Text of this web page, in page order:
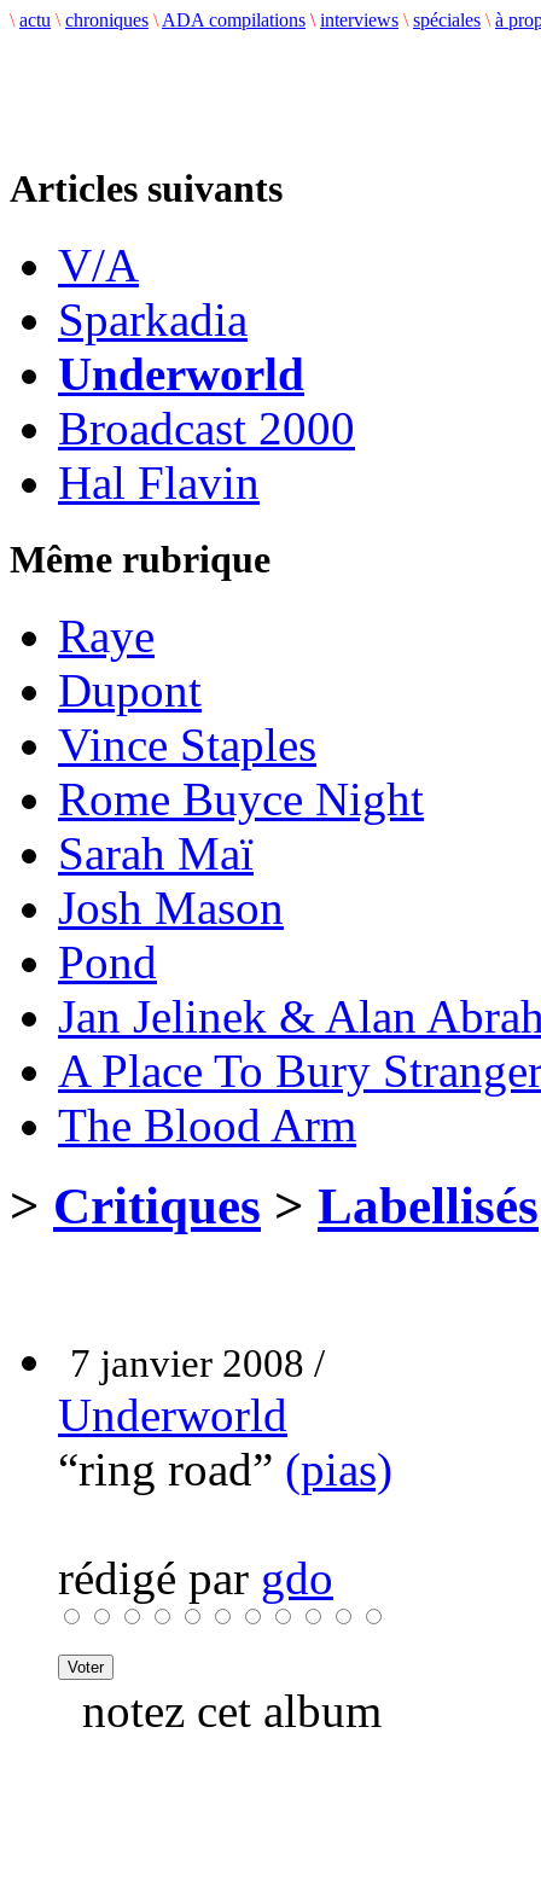
\ actu \ chroniques \ ADA compilations \ interviews \ spéciales \ à
Articles suivants
V/A
Sparkadia
Underworld
Broadcast 2000
Hal Flavin
Même rubrique
Raye
Dupont
Vince Staples
Rome Buyce Night
Sarah Maï
Josh Mason
Pond
Jan Jelinek & Alan
A Place To Bury
The Blood Arm
> Critiques > Labellisés
7 janvier 2008 /
Underworld
“ring road” (pias)
rédigé par gdo
notez cet album